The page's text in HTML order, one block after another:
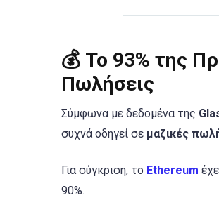
💰 Το 93% της
Πωλήσεις
Σύμφωνα με δεδομένα της
συχνά οδηγεί σε μαζικές
Για σύγκριση, το Ethereum
90%.